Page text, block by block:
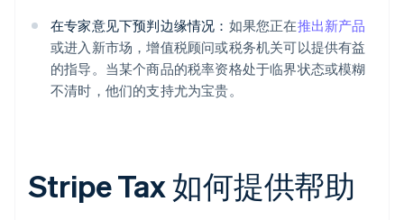
在专家意见下预判边缘情况： 如果您正在推出新产品
或进入新市场，增值税顾问或税务机关可以提供有益
的指导。当某个商品的税率资格处于临界状态或模糊
不清时，他们的支持尤为宝贵。
Stripe Tax 如何提供帮助